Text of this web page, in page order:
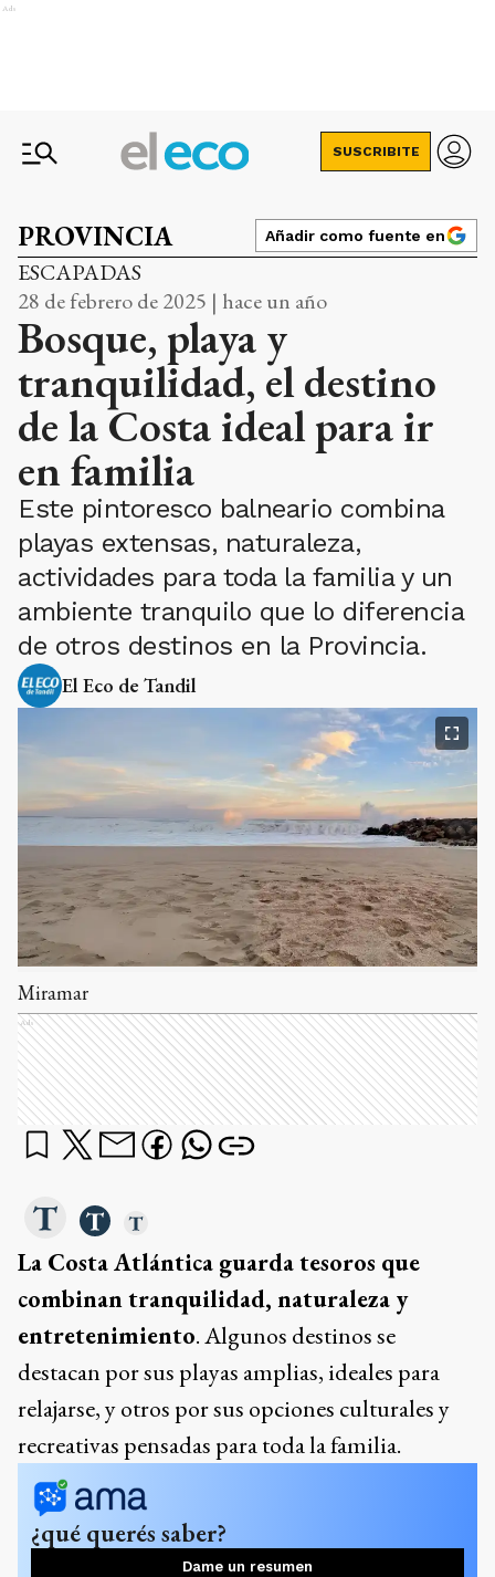
Ads
SUSCRIBITE
PROVINCIA Añadir como fuente en
ESCAPADAS
28 de febrero de 2025 | hace un año
Bosque, playa y
tranquilidad, el destino
de la Costa ideal para ir
en familia
Este pintoresco balneario combina
playas extensas, naturaleza,
actividades para toda la familia y un
ambiente tranquilo que lo diferencia
de otros destinos en la Provincia.
El Eco de Tandil
Miramar
Ads
La Costa Atlántica guarda tesoros que
combinan tranquilidad, naturaleza y
entretenimiento. Algunos destinos se
destacan por sus playas amplias, ideales para
relajarse, y otros por sus opciones culturales y
recreativas pensadas para toda la familia.
¿qué querés saber?
Dame un resumen